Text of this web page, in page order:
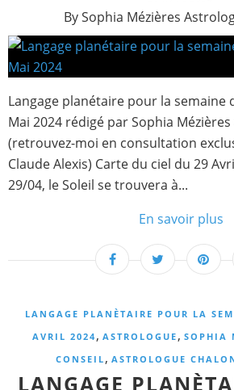
By Sophia Mézières
Langage planétaire pour la semaine
Mai 2024 rédigé par Sophia
(retrouvez-moi en consultation
Claude Alexis) Carte du ciel du 29
29/04, le Soleil se trouvera à...
En savoir plus
LANGAGE PLANÈTAIRE POUR LA
AVRIL 2024 , ASTROLOGUE , SOPHIA
CONSEIL , ASTROLOGUE
LANGAGE